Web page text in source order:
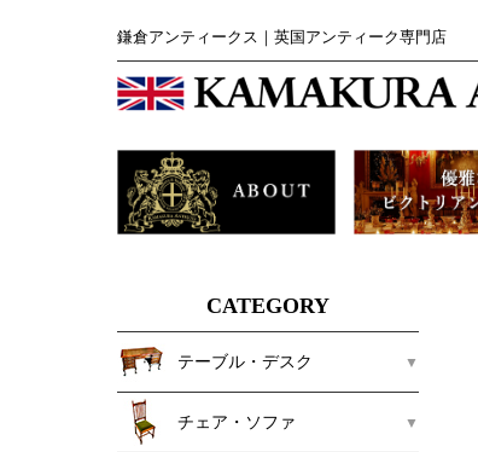
鎌倉アンティークス｜英国アンティーク専門店
CATEGORY
テーブル・デスク
チェア・ソファ